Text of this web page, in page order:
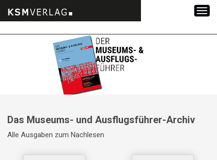
Das Museums- und Ausflugsführer-Archiv
Alle Ausgaben zum Nachlesen